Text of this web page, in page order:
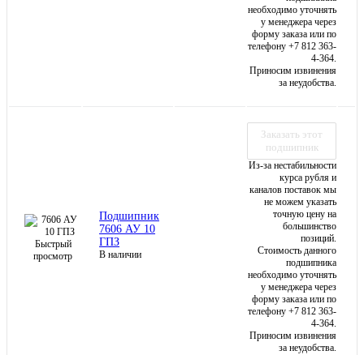
необходимо уточнять
у менеджера через
форму заказа или по
телефону +7 812 363-
4-364.
Приносим извинения
за неудобства.
Быстрый
просмотр
Подшипник
7606 АУ 10
ГПЗ
В наличии
Заказать этот
подшипник
Из-за нестабильности
курса рубля и
каналов поставок мы
не можем указать
точную цену на
большинство
позиций.
Стоимость данного
подшипника
необходимо уточнять
у менеджера через
форму заказа или по
телефону +7 812 363-
4-364.
Приносим извинения
за неудобства.